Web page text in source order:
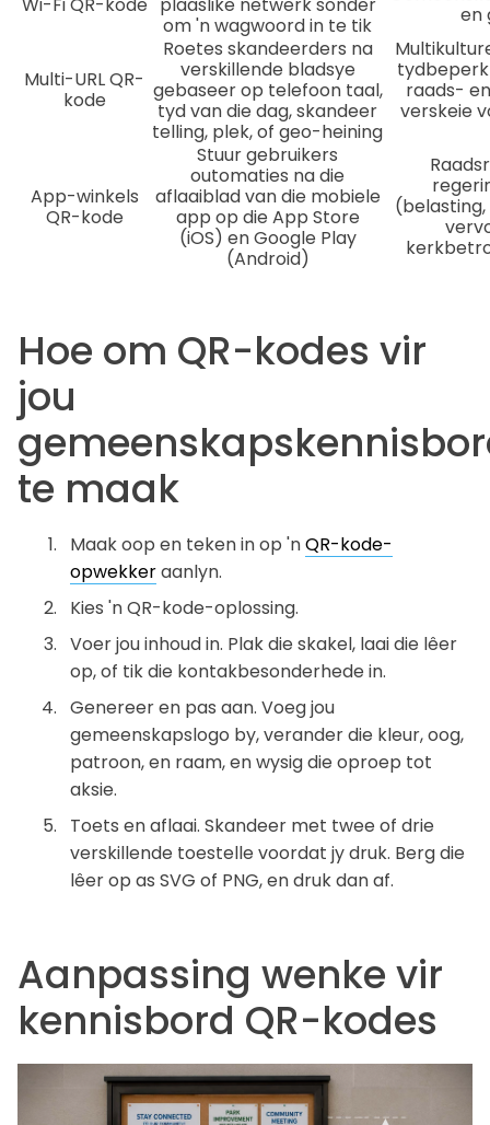
om 'n wagwoord in te tik
en
Multi-URL QR-
kode
Roetes skandeerders na
verskillende bladsye
gebaseer op telefoon taal,
tyd van die dag, skandeer
telling, plek, of geo-heining
raads-
verskeie
App-winkels
QR-kode
Stuur gebruikers
outomaties na die
aflaaiblad van die mobiele
app op die App Store
(iOS) en Google Play
(Android)
Hoe om QR-kodes vir
jou
te maak
Maak oop en teken in op 'nQR-kode-
opwekkeraanlyn.
Kies 'n QR-kode-oplossing.
Voer jou inhoud in. Plak die skakel, laai die lêer
op, of tik die kontakbesonderhede in.
Genereer en pas aan. Voeg jou
gemeenskapslogo by, verander die kleur, oog,
patroon, en raam, en wysig die oproep tot
aksie.
Toets en aflaai. Skandeer met twee of drie
verskillende toestelle voordat jy druk. Berg die
lêer op as SVG of PNG, en druk dan af.
Aanpassing wenke vir
kennisbord QR-kodes